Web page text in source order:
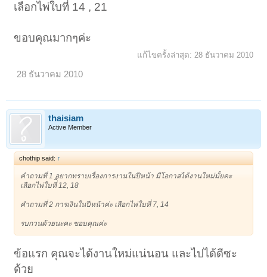
เลือกไพ่ใบที่ 14 , 21
ขอบคุณมากๆค่ะ
แก้ไขครั้งล่าสุด: 28 ธันวาคม 2010
28 ธันวาคม 2010
thaisiam
Active Member
chothip said: ↑
คำถามที่ 1 อยากทราบเรื่องการงานในปีหน้า มีโอกาสได้งานใหม่มั้ยคะ
เลือกไพ่ใบที่ี 12, 18
คำถามที่ 2 การเงินในปีหน้าค่ะ เลือกไพ่ใบที่ 7, 14
รบกวนด้วยนะคะ ขอบคุณค่ะ
ข้อแรก คุณจะได้งานใหม่แน่นอน และไปได้ดีซะ
ด้วย